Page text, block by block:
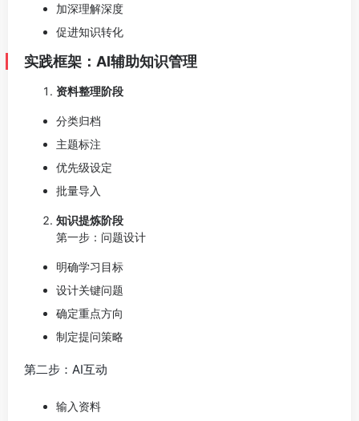
加深理解深度
促进知识转化
实践框架：AI辅助知识管理
资料整理阶段
分类归档
主题标注
优先级设定
批量导入
知识提炼阶段
第一步：问题设计
明确学习目标
设计关键问题
确定重点方向
制定提问策略
第二步：AI互动
输入资料